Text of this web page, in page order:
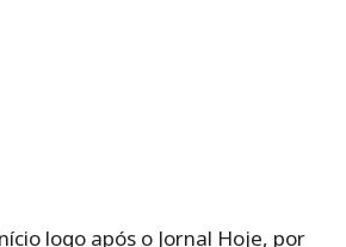
logo após o Jornal Hoje, por